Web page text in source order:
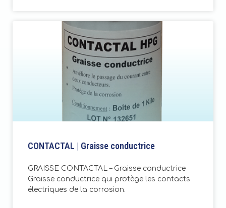
CONTACTAL | Graisse conductrice
GRAISSE CONTACTAL – Graisse conductrice
Graisse conductrice qui protège les contacts
électriques de la corrosion.